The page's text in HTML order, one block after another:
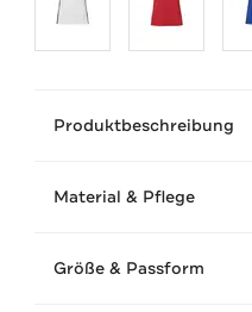
Produktbeschreibung
Material & Pflege
Größe & Passform